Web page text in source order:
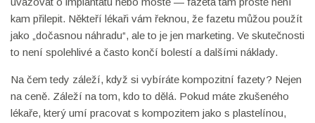
kam přilepit. Někteří lékaři vám řeknou, že fazetu můžou použít
jako „dočasnou náhradu“, ale to je jen marketing. Ve skutečnosti
to není spolehlivé a často končí bolestí a dalšími náklady.
Na čem tedy záleží, když si vybíráte kompozitní fazety? Nejen
na ceně. Záleží na tom, kdo to dělá. Pokud máte zkušeného
lékaře, který umí pracovat s kompozitem jako s plastelínou,